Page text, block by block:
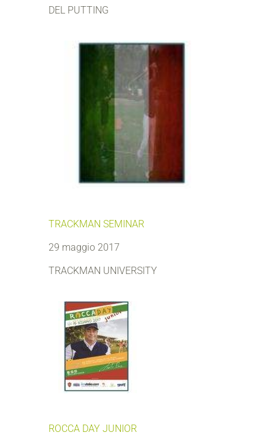
DEL PUTTING
TRACKMAN SEMINAR
29 maggio 2017
TRACKMAN UNIVERSITY
ROCCA DAY JUNIOR